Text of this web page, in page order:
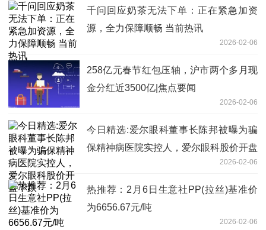
千问回应奶茶无法下单：正在紧急加资
源，全力保障顺畅 当前热讯
2026-02-06
258亿元春节红包压轴，沪市两个多月现
金分红近3500亿|焦点要闻
2026-02-06
今日精选:爱尔眼科董事长陈邦被曝为骗
保精神病医院实控人，爱尔眼科股价开盘
2026-02-06
热推荐：2月6日生意社PP(拉丝)基准价
为6656.67元/吨
2026-02-06